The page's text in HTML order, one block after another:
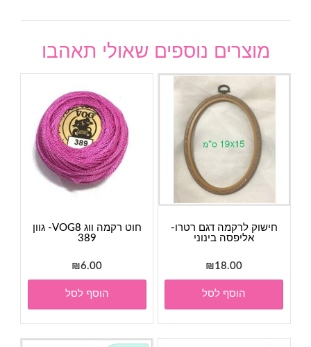
מוצרים נוספים שאולי תאהבו
חישוק לרקמה דגם רטרו-
אליפסה בינוני
₪18.00
הוסף לסל
חוט רקמה ווג VOG8- גוון
389
₪6.00
הוסף לסל